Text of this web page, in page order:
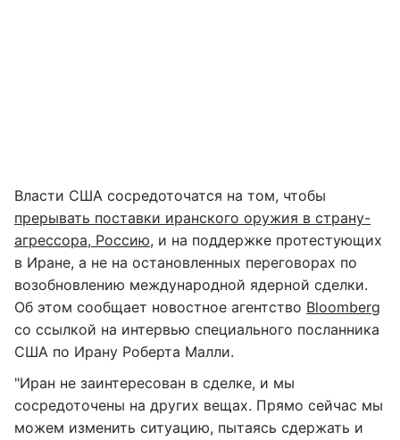
Власти США сосредоточатся на том, чтобы
прерывать поставки иранского оружия в страну-
агрессора, Россию, и на поддержке протестующих
в Иране, а не на остановленных переговорах по
возобновлению международной ядерной сделки.
Об этом сообщает новостное агентство Bloomberg
со ссылкой на интервью специального посланника
США по Ирану Роберта Малли.
"Иран не заинтересован в сделке, и мы
сосредоточены на других вещах. Прямо сейчас мы
можем изменить ситуацию, пытаясь сдержать и